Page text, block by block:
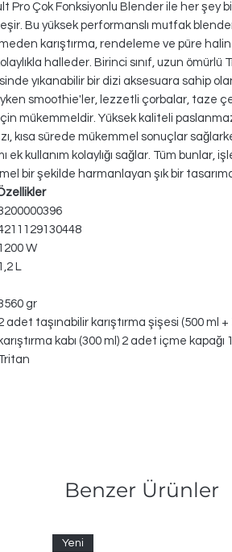
Pro Çok Fonksiyonlu Blender ile her şey
Bu yüksek performanslı mutfak
karıştırma, rendeleme ve püre
halleder. Birinci sınıf, uzun ömürlü
yıkanabilir bir dizi aksesuara sahip
smoothie'ler, lezzetli çorbalar, taze
mükemmeldir. Yüksek kaliteli
kısa sürede mükemmel sonuçlar
ek kullanım kolaylığı sağlar. Tüm bunlar,
bir şekilde harmanlayan şık bir
W
L
gr
adet taşınabilir karıştırma şişesi (500 ml
kabı (300 ml) 2 adet içme
Benzer Ürünler
Yeni